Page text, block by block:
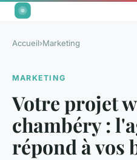
Accueil›Marketing
MARKETING
Votre projet
chambéry :
répond à vos